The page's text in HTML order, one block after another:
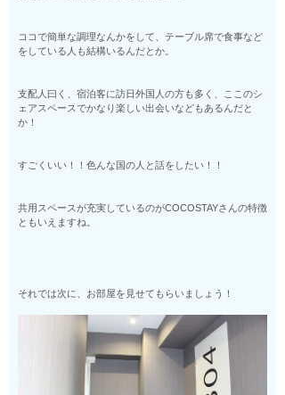
ココで簡単な調理なんかをして、テーブル席で食事など
をしている人も結構いるんだとか。
支配人曰く、宿泊客に訪日外国人の方も多く、ここのシ
ェアスペースでかなり楽しい出会いなどもあるんだと
か！
すごくいい！！色んな国の人と話をしたい！！
共用スペースが充実しているのがCOCOSTAYさんの特徴
ともいえますね。
それでは次に、お部屋を見せてもらいましょう！